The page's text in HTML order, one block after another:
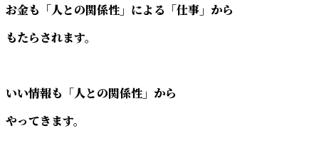
お金も「人との関係性」による「仕事」から
もたらされます。
いい情報も「人との関係性」から
やってきます。